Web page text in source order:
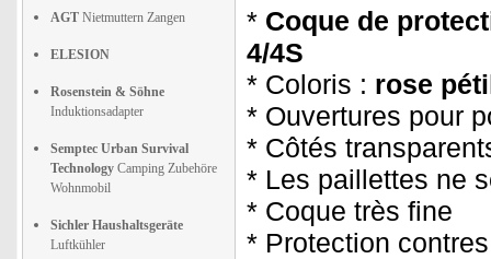
AGT Nietmuttern Zangen
ELESION
Rosenstein & Söhne
Induktionsadapter
Semptec Urban Survival
Technology Camping Zubehöre
Wohnmobil
Sichler Haushaltsgeräte
Luftkühler
* Coque de
4/4S
* Coloris : rose
* Ouvertures pour
* Côtés
* Les paillettes ne
* Coque très fine
* Protection